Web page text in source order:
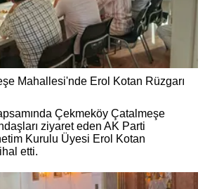
Mahallesi'nde Erol Kotan Rüzgarı
Çekmeköy Çatalmeşe
ziyaret eden AK Parti
Kurulu Üyesi Erol Kotan
etti.